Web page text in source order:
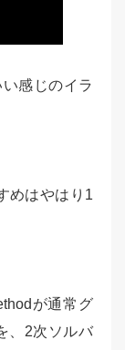
感じのイラ
めはやはり1
が通常グ
、2次ソルバ